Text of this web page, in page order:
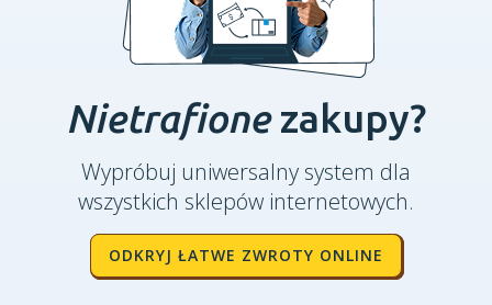
Nietrafionezakupy?
Wypróbuj uniwersalny system dla
wszystkich sklepów internetowych.
ODKRYJ ŁATWE ZWROTY ONLINE